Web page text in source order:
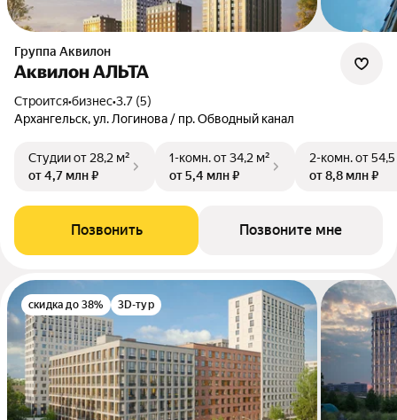
Группа Аквилон
Аквилон АЛЬТА
Строится•бизнес•3.7 (5)
Архангельск, ул. Логинова / пр. Обводный канал
Студииот 28,2 м²
от 4,7 млн ₽
1-комн.от 34,2 м²
от 5,4 млн ₽
2-комн.от
от 8,8 млн ₽
Позвонить Позвоните мне
скидка до 38% 3D-тур